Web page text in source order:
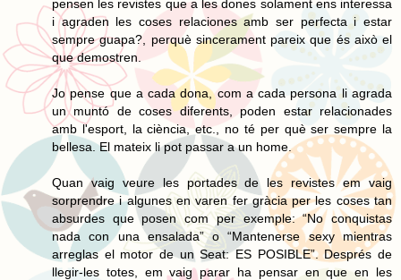
pensen les revistes que a les dones solament ens interessa
i agraden les coses relaciones amb ser perfecta i estar
sempre guapa?, perquè sincerament pareix que és això el
que demostren.
Jo pense que a cada dona, com a cada persona li agrada
un muntó de coses diferents, poden estar relacionades
amb l'esport, la ciència, etc., no té per què ser sempre la
bellesa. El mateix li pot passar a un home.
Quan vaig veure les portades de les revistes em vaig
sorprendre i algunes en varen fer gràcia per les coses tan
absurdes que posen com per exemple: “No conquistas
nada con una ensalada” o “Mantenerse sexy mientras
arreglas el motor de un Seat: ES POSIBLE”. Després de
llegir-les totes, em vaig parar ha pensar en que en les